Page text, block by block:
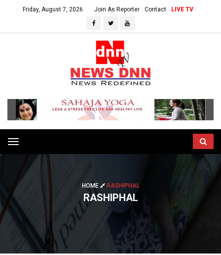
Friday, August 7, 2026 Join As Reporter Contact LIVE TV
Toggle
navigation
HOME RASHIPHAL
RASHIPHAL